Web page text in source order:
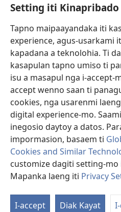
Setting iti Kinapribado
Tapno maipaayandaka iti
experience, agus-usarkami
kapadana a teknolohia. Ti
kasapulan tapno umiso ti
isu a masapul nga i-accept-
accept wenno saan ti
cookies, nga usarenmi
digital experience-mo.
inegosio daytoy a datos.
impormasion, basaem ti
Cookies and Similar
customize dagiti setting-mo
Mapanka laeng iti Privacy
I-accept Diak Kayat
Donasion
(manglukat
iti
baro
a
window)
Watchtower ONLINE A LIBRARIA
(manglukat
iti
baro
a
JW Hub ®
(manglukat
iti
baro
window)
JW Library
Watchtower Library
Copyright© 2026 Watch Tower Bible
PAGANNUROTAN ITI
KINAPRIBADO|